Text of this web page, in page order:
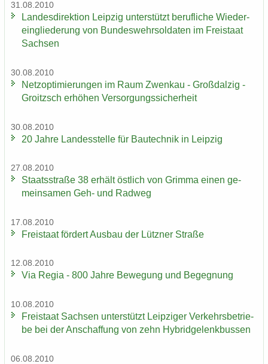
31.08.2010
Lan­des­di­rek­ti­on Leip­zig un­ter­stützt be­ruf­li­che Wie­der­
ein­glie­de­rung von Bun­des­wehr­sol­da­ten im Frei­staat
Sach­sen
30.08.2010
Netz­op­ti­mie­run­gen im Raum Zwenkau - Groß­dal­zig -
Groitzsch er­hö­hen Ver­sor­gungs­si­cher­heit
30.08.2010
20 Jahre Lan­des­stel­le für Bau­tech­nik in Leip­zig
27.08.2010
Staats­stra­ße 38 er­hält öst­lich von Grim­ma einen ge­
mein­sa­men Geh- und Rad­weg
17.08.2010
Frei­staat för­dert Aus­bau der Lütz­ner Stra­ße
12.08.2010
Via Regia - 800 Jahre Be­we­gung und Be­geg­nung
10.08.2010
Frei­staat Sach­sen un­ter­stützt Leip­zi­ger Ver­kehrs­be­trie­
be bei der An­schaf­fung von zehn Hy­brid­ge­lenk­bus­sen
06.08.2010